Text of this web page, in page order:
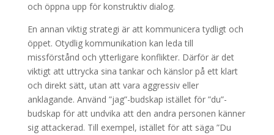
och öppna upp för konstruktiv dialog.
En annan viktig strategi är att kommunicera tydligt och
öppet. Otydlig kommunikation kan leda till
missförstånd och ytterligare konflikter. Därför är det
viktigt att uttrycka sina tankar och känslor på ett klart
och direkt sätt, utan att vara aggressiv eller
anklagande. Använd ”jag”-budskap istället för ”du”-
budskap för att undvika att den andra personen känner
sig attackerad. Till exempel, istället för att säga ”Du